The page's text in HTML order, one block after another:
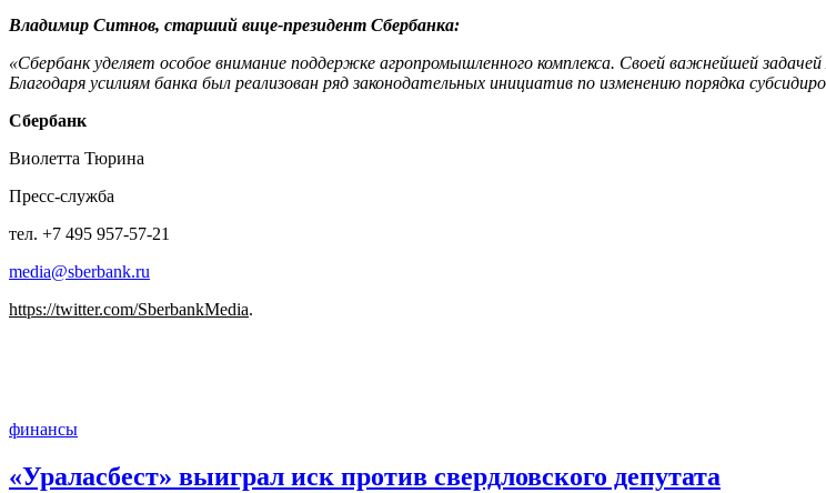
Владимир Ситнов, старший вице-президент Сбербанка:
«Сбербанк уделяет особое внимание поддержке агропромышленного комплекса. Своей важнейшей
Благодаря усилиям банка был реализован ряд законодательных инициатив по изменению порядка
Сбербанк
Виолетта Тюрина
Пресс-служба
тел. +7 495 957-57-21
media@sberbank.ru
https://twitter.com/SberbankMedia.
финансы
«Ураласбест» выиграл иск против свердловского депутата